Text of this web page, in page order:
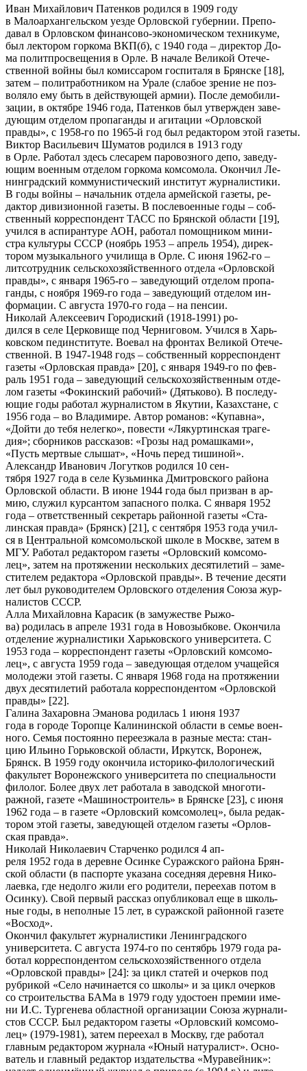
Иван Михайлович Патенков родился в 1909 году
в Малоархангельском уезде Орловской губернии. Препо-
давал в Орловском финансово-экономическом техникуме,
был лектором горкома ВКП(б), с 1940 года – директор До-
ма политпросвещения в Орле. В начале Великой Отече-
ственной войны был комиссаром госпиталя в Брянске [18],
затем – политработником на Урале (слабое зрение не поз-
воляло ему быть в действующей армии). После демобили-
зации, в октябре 1946 года, Патенков был утвержден заве-
дующим отделом пропаганды и агитации «Орловской
правды», с 1958-го по 1965-й год был редактором этой газеты.
Виктор Васильевич Шуматов родился в 1913 году
в Орле. Работал здесь слесарем паровозного депо, заведу-
ющим военным отделом горкома комсомола. Окончил Ле-
нинградский коммунистический институт журналистики.
В годы войны – начальник отдела армейской газеты, ре-
дактор дивизионной газеты. В послевоенные годы – соб-
ственный корреспондент ТАСС по Брянской области [19],
учился в аспирантуре АОН, работал помощником мини-
стра культуры СССР (ноябрь 1953 – апрель 1954), дирек-
тором музыкального училища в Орле. С июня 1962-го –
литсотрудник сельскохозяйственного отдела «Орловской
правды», с января 1965-го – заведующий отделом пропа-
ганды, с ноября 1969-го года – заведующий отделом ин-
формации. С августа 1970-го года – на пенсии.
Николай Алексеевич Городиский (1918-1991) ро-
дился в селе Церковище под Черниговом. Учился в Харь-
ковском пединституте. Воевал на фронтах Великой Отече-
ственной. В 1947-1948 годs – собственный корреспондент
газеты «Орловская правда» [20], с января 1949-го по фев-
раль 1951 года – заведующий сельскохозяйственным отде-
лом газеты «Фокинский рабочий» (Дятьково). В последу-
ющие годы работал журналистом в Якутии, Казахстане, с
1956 года – во Владимире. Автор романов: «Купавна»,
«Дойти до тебя нелегко», повести «Лякуртинская траге-
дия»; сборников рассказов: «Грозы над ромашками»,
«Пусть мертвые слышат», «Ночь перед тишиной».
Александр Иванович Логутков родился 10 сен-
тября 1927 года в селе Кузьминка Дмитровского района
Орловской области. В июне 1944 года был призван в ар-
мию, служил курсантом запасного полка. С января 1952
года – ответственный секретарь районной газеты «Ста-
линская правда» (Брянск) [21], с сентября 1953 года учил-
ся в Центральной комсомольской школе в Москве, затем в
МГУ. Работал редактором газеты «Орловский комсомо-
лец», затем на протяжении нескольких десятилетий – заме-
стителем редактора «Орловской правды». В течение десяти
лет был руководителем Орловского отделения Союза жур-
налистов СССР.
Алла Михайловна Карасик (в замужестве Рыжо-
ва) родилась в апреле 1931 года в Новозыбкове. Окончила
отделение журналистики Харьковского университета. С
1953 года – корреспондент газеты «Орловский комсомо-
лец», с августа 1959 года – заведующая отделом учащейся
молодежи этой газеты. С января 1968 года на протяжении
двух десятилетий работала корреспондентом «Орловской
правды» [22].
Галина Захаровна Эманова родилась 1 июня 1937
года в городе Торопце Калининской области в семье воен-
ного. Семья постоянно переезжала в разные места: стан-
цию Ильино Горьковской области, Иркутск, Воронеж,
Брянск. В 1959 году окончила историко-филологический
факультет Воронежского университета по специальности
филолог. Более двух лет работала в заводской многоти-
ражной, газете «Машиностроитель» в Брянске [23], с июня
1962 года – в газете «Орловский комсомолец», была редак-
тором этой газеты, заведующей отделом газеты «Орлов-
ская правда».
Николай Николаевич Старченко родился 4 ап-
реля 1952 года в деревне Осинке Суражского района Брян-
ской области (в паспорте указана соседняя деревня Нико-
лаевка, где недолго жили его родители, переехав потом в
Осинку). Свой первый рассказ опубликовал еще в школь-
ные годы, в неполные 15 лет, в суражской районной газете
«Восход».
Окончил факультет журналистики Ленинградского
университета. С августа 1974-го по сентябрь 1979 года ра-
ботал корреспондентом сельскохозяйственного отдела
«Орловской правды» [24]: за цикл статей и очерков под
рубрикой «Село начинается со школы» и за цикл очерков
со строительства БАМа в 1979 году удостоен премии име-
ни И.С. Тургенева областной организации Союза журнали-
стов СССР. Был редактором газеты «Орловский комсомо-
лец» (1979-1981), затем переехал в Москву, где работал
главным редактором журнала «Юный натуралист». Осно-
ватель и главный редактор издательства «Муравейник»: